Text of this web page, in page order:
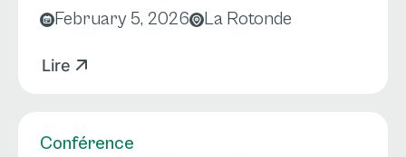
February 5, 2026 La Rotonde
Lire
Conférence